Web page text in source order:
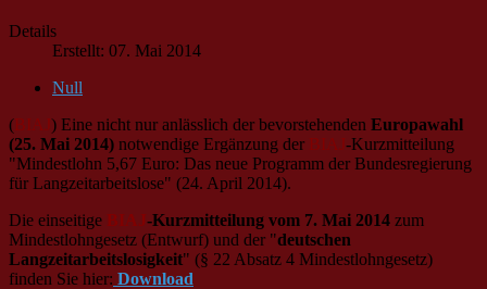
Details
Erstellt: 07. Mai 2014
Null
(BIAJ) Eine nicht nur anlässlich der bevorstehenden Europawahl
(25. Mai 2014) notwendige Ergänzung der BIAJ-Kurzmitteilung
"Mindestlohn 5,67 Euro: Das neue Programm der Bundesregierung
für Langzeitarbeitslose" (24. April 2014).
Die einseitige BIAJ-Kurzmitteilung vom 7. Mai 2014 zum
Mindestlohngesetz (Entwurf) und der "deutschen
Langzeitarbeitslosigkeit" (§ 22 Absatz 4 Mindestlohngesetz)
finden Sie hier: Download